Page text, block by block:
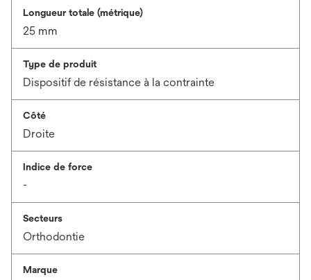
Longueur totale (métrique)
25 mm
Type de produit
Dispositif de résistance à la contrainte
Côté
Droite
Indice de force
-
Secteurs
Orthodontie
Marque